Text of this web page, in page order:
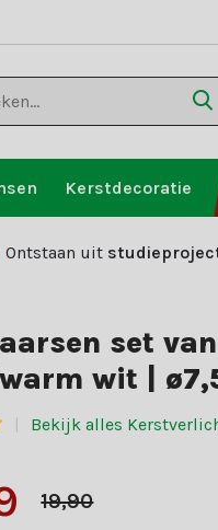
Kerstdecoratie
Ontstaan uit
set
wit |
Bekijk alles
19,90